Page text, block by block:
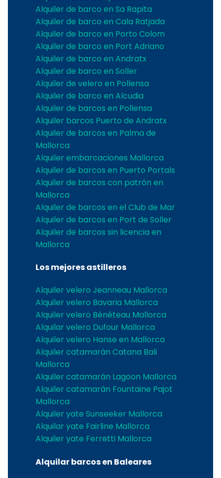
Alquiler de barco en Sa Rapita
Alquiler de barco en Cala Ratjada
Alquiler de barco en Porto Colom
Alquiler de barco en Port Adriano
Alquiler de barco en Andratx
Alquiler de barco en Soller
Alquiler de velero en Pollensa
Alquiler de barco en Alcudia
Alquiler de barcos en Pollensa
Alquiler barcos Puerto de Andratx
Alquiler de barcos en Palma de
Mallorca
Alquiler embarcaciones Mallorca
Alquiler de barcos en Puerto Portals
Alquiler de barcos con patrón en
Mallorca
Alquiler de barcos en el Club de Mar
Alquiler de barcos en Port de Soller
Alquiler de barcos sin licencia en
Mallorca
Los mejores astilleros
Alquiler velero Jeanneau Mallorca
Alquiler velero Bavaria Mallorca
Alquiler velero Bénéteau Mallorca
Alquilar velero Dufour Mallorca
Alquiler velero Hanse en Mallorca
Alquiler catamarán Catana Bali
Mallorca
Alquiler catamarán Lagoon Mallorca
Alquiler catamarán Fountaine Pajot
Mallorca
Alquiler yate Sunseeker Mallorca
Alquilar yate Fairline Mallorca
Alquiler yate Ferretti Mallorca
Alquilar barcos en Baleares